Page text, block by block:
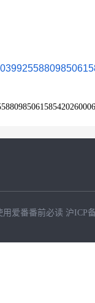
用爱番番前必读 沪ICP